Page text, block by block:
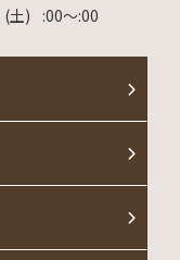
(土) :00〜:00